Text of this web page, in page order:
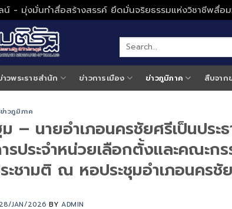
น์ - มุ่งมั่นทำสื่อสร้างสรรค์ ยึดมั่นจริยธรรมแห่งวิชาชีพสื่อ
าวพระราชสำนัก ข่าวการเมือง ข่าวภูมิภาค สืบจาก
ข่าวภูมิภาค
– นายอำเภอนครชัยศรีเป็นประ
รประจำหน่วยเลือกตั้งและคณะก
ะชามติ ณ หอประชุมอำเภอนครชั
28/JAN/2026 BYADMIN